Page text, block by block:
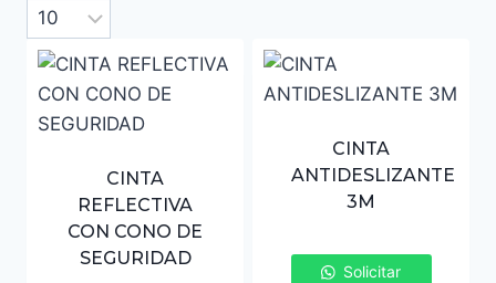
CINTA
REFLECTIVA
CON CONO DE
SEGURIDAD
CINTA
ANTIDESLIZANTE
3M
Solicitar